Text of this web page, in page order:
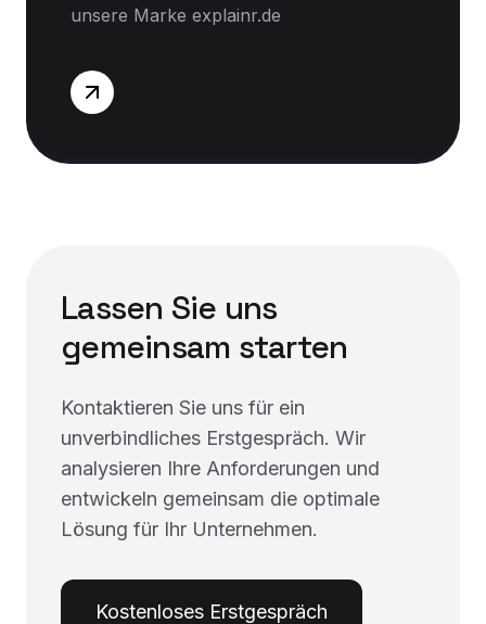
unsere Marke explainr.de
Lassen Sie uns
gemeinsam starten
Kontaktieren Sie uns für ein
unverbindliches Erstgespräch. Wir
analysieren Ihre Anforderungen und
entwickeln gemeinsam die optimale
Lösung für Ihr Unternehmen.
Kostenloses Erstgespräch